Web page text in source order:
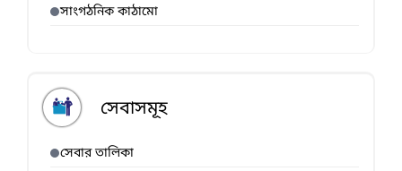
সাংগঠনিক কাঠামো
সেবাসমূহ
সেবার তালিকা